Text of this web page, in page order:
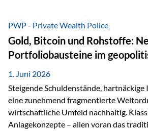
trotz Herausforderungen Die
Rahmenbedingungen bleiben
Unsicherheiten, eine verhaltene
eine schwächere Nachfrage in
beeinflussen auch die liechtensteinische
Dennoch sieht…
PWP - Private Wealth Police
Gold, Bitcoin und Rohstoffe:
Portfoliobausteine im
1. Juni 2026
Steigende Schuldenstände,
eine zunehmend fragmentierte
wirtschaftliche Umfeld nachhaltig.
Anlagekonzepte – allen voran das